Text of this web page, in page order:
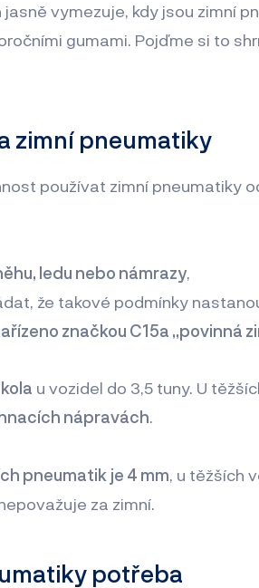
jasně vymezuje, kdy jsou zimní
gumami. Pojďme si to
zimní pneumatiky
používat zimní pneumatiky
ledu nebo námrazy,
že takové podmínky
značkou C15a „povinná
u vozidel do 3,5 tuny. U
nápravách.
pneumatik je 4 mm, u těžších
za zimní.
potřeba